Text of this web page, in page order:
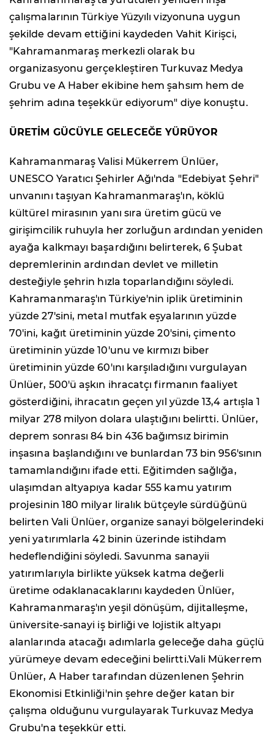
çalışmalarının Türkiye Yüzyılı vizyonuna uygun
şekilde devam ettiğini kaydeden Vahit Kirişci,
"Kahramanmaraş merkezli olarak bu
organizasyonu gerçekleştiren Turkuvaz Medya
Grubu ve A Haber ekibine hem şahsım hem de
şehrim adına teşekkür ediyorum" diye konuştu.
ÜRETİM GÜCÜYLE GELECEĞE YÜRÜYOR
Kahramanmaraş Valisi Mükerrem Ünlüer,
UNESCO Yaratıcı Şehirler Ağı'nda "Edebiyat Şehri"
unvanını taşıyan Kahramanmaraş'ın, köklü
kültürel mirasının yanı sıra üretim gücü ve
girişimcilik ruhuyla her zorluğun ardından yeniden
ayağa kalkmayı başardığını belirterek, 6 Şubat
depremlerinin ardından devlet ve milletin
desteğiyle şehrin hızla toparlandığını söyledi.
Kahramanmaraş'ın Türkiye'nin iplik üretiminin
yüzde 27'sini, metal mutfak eşyalarının yüzde
70'ini, kağıt üretiminin yüzde 20'sini, çimento
üretiminin yüzde 10'unu ve kırmızı biber
üretiminin yüzde 60'ını karşıladığını vurgulayan
Ünlüer, 500'ü aşkın ihracatçı firmanın faaliyet
gösterdiğini, ihracatın geçen yıl yüzde 13,4 artışla 1
milyar 278 milyon dolara ulaştığını belirtti. Ünlüer,
deprem sonrası 84 bin 436 bağımsız birimin
inşasına başlandığını ve bunlardan 73 bin 956'sının
tamamlandığını ifade etti. Eğitimden sağlığa,
ulaşımdan altyapıya kadar 555 kamu yatırım
projesinin 180 milyar liralık bütçeyle sürdüğünü
belirten Vali Ünlüer, organize sanayi bölgelerindeki
yeni yatırımlarla 42 binin üzerinde istihdam
hedeflendiğini söyledi. Savunma sanayii
yatırımlarıyla birlikte yüksek katma değerli
üretime odaklanacaklarını kaydeden Ünlüer,
Kahramanmaraş'ın yeşil dönüşüm, dijitalleşme,
üniversite-sanayi iş birliği ve lojistik altyapı
alanlarında atacağı adımlarla geleceğe daha güçlü
yürümeye devam edeceğini belirtti.Vali Mükerrem
Ünlüer, A Haber tarafından düzenlenen Şehrin
Ekonomisi Etkinliği'nin şehre değer katan bir
çalışma olduğunu vurgulayarak Turkuvaz Medya
Grubu'na teşekkür etti.